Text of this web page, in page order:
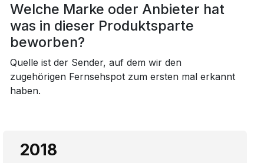
Welche Marke oder Anbieter hat
was in dieser Produktsparte
beworben?
Quelle ist der Sender, auf dem wir den
zugehörigen Fernsehspot zum ersten mal erkannt
haben.
2018